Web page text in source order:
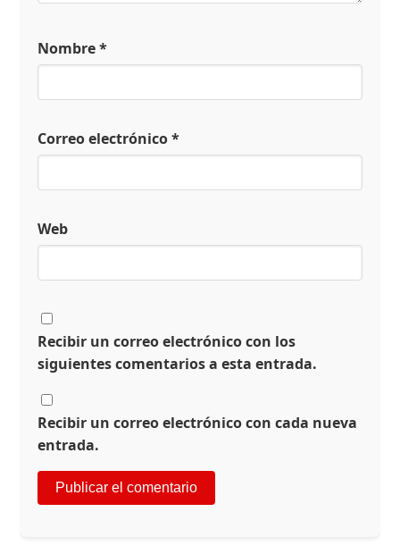
Nombre*
Correo electrónico*
Web
Recibir un correo electrónico con los
siguientes comentarios a esta entrada.
Recibir un correo electrónico con cada nueva
entrada.